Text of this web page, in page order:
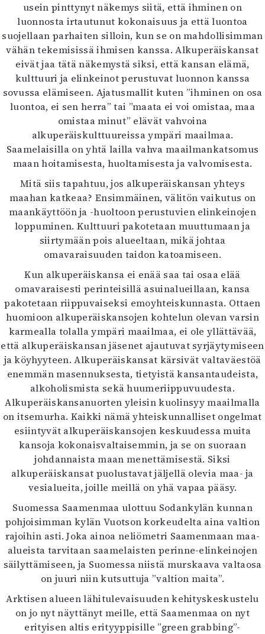
usein pinttynyt näkemys siitä, että ihminen on
luonnosta irtautunut kokonaisuus ja että luontoa
suojellaan parhaiten silloin, kun se on mahdollisimman
vähän tekemisissä ihmisen kanssa. Alkuperäiskansat
eivät jaa tätä näkemystä siksi, että kansan elämä,
kulttuuri ja elinkeinot perustuvat luonnon kanssa
sovussa elämiseen. Ajatusmallit kuten ”ihminen on osa
luontoa, ei sen herra” tai ”maata ei voi omistaa, maa
omistaa minut” elävät vahvoina
alkuperäiskulttuureissa ympäri maailmaa.
Saamelaisilla on yhtä lailla vahva maailmankatsomus
maan hoitamisesta, huoltamisesta ja valvomisesta.
Mitä siis tapahtuu, jos alkuperäiskansan yhteys
maahan katkeaa? Ensimmäinen, välitön vaikutus on
maankäyttöön ja -huoltoon perustuvien elinkeinojen
loppuminen. Kulttuuri pakotetaan muuttumaan ja
siirtymään pois alueeltaan, mikä johtaa
omavaraisuuden taidon katoamiseen.
Kun alkuperäiskansa ei enää saa tai osaa elää
omavaraisesti perinteisillä asuinalueillaan, kansa
pakotetaan riippuvaiseksi emoyhteiskunnasta. Ottaen
huomioon alkuperäiskansojen kohtelun olevan varsin
karmealla tolalla ympäri maailmaa, ei ole yllättävää,
että alkuperäiskansan jäsenet ajautuvat syrjäytymiseen
ja köyhyyteen. Alkuperäiskansat kärsivät valtaväestöä
enemmän masennuksesta, tietyistä kansantaudeista,
alkoholismista sekä huumeriippuvuudesta.
Alkuperäiskansanuorten yleisin kuolinsyy maailmalla
on itsemurha. Kaikki nämä yhteiskunnalliset ongelmat
esiintyvät alkuperäiskansojen keskuudessa muita
kansoja kokonaisvaltaisemmin, ja se on suoraan
johdannaista maan menettämisestä. Siksi
alkuperäiskansat puolustavat jäljellä olevia maa- ja
vesialueita, joille meillä on yhä vapaa pääsy.
Suomessa Saamenmaa ulottuu Sodankylän kunnan
pohjoisimman kylän Vuotson korkeudelta aina valtion
rajoihin asti. Joka ainoa neliömetri Saamenmaan maa-
alueista tarvitaan saamelaisten perinne-elinkeinojen
säilyttämiseen, ja Suomessa niistä murskaava valtaosa
on juuri niin kutsuttuja ”valtion maita”.
Arktisen alueen lähitulevaisuuden kehityskeskustelu
on jo nyt näyttänyt meille, että Saamenmaa on nyt
erityisen altis erityyppisille ”green grabbing”-